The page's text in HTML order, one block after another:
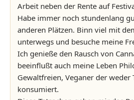
Arbeit neben der Rente auf
Habe immer noch stundenlang
anderen Plätzen. Binn viel mit
unterwegs und besuche meine
Ich genieße den Rausch von
beeinflußt auch meine Leben
Gewaltfreien, Veganer der weder
konsumiert.